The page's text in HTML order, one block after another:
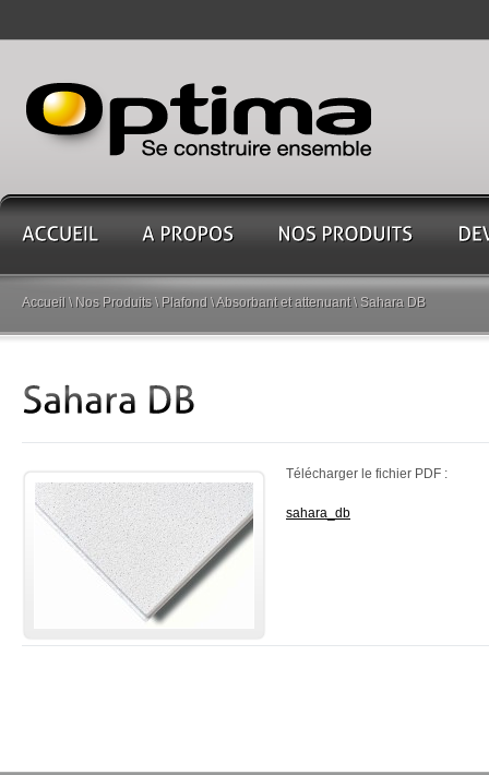
Accueil \ Nos Produits\ Plafond \Absorbant et attenuant\ Sahara DB
Télécharger le fichier PDF :
sahara_db